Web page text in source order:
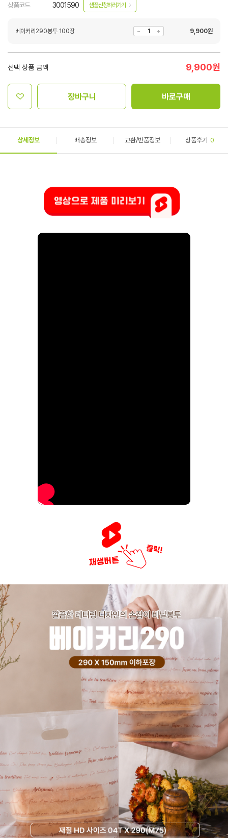
상품코드 3001590 샘플신청하러가기
베이커리290봉투 100장 9,900원
선택 상품 금액 9,900원
장바구니 바로구매
상세정보 배송정보 교환/반품정보 상품후기 0